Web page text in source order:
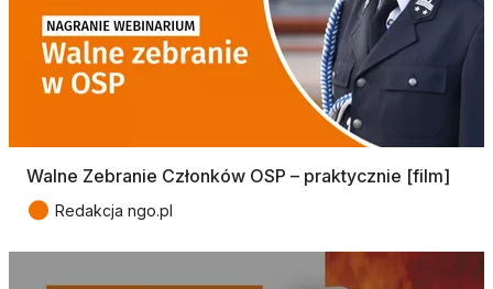
Walne Zebranie Członków OSP – praktycznie [film]
● Redakcja ngo.pl